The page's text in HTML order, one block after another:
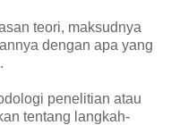
teori, maksudnya
dengan apa yang
penelitian atau
tentang langkah-